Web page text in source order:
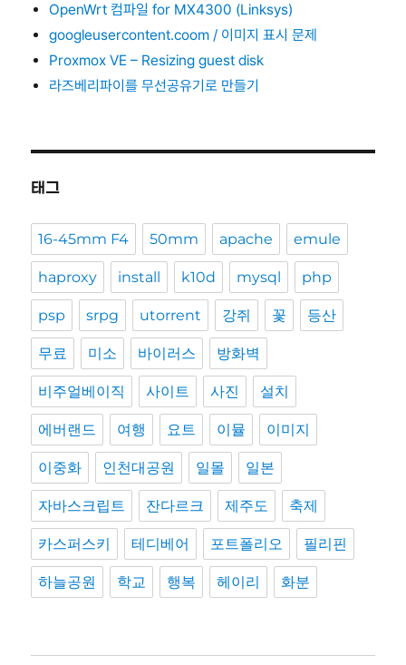
OpenWrt 컴파일 for MX4300 (Linksys)
googleusercontent.coom / 이미지 표시 문제
Proxmox VE – Resizing guest disk
라즈베리파이를 무선공유기로 만들기
태그
16-45mm F4 50mm apache emule
haproxy install k10d mysql php
psp srpg utorrent 강쥐 꽃 등산
무료 미소 바이러스 방화벽
비주얼베이직 사이트 사진 설치
에버랜드 여행 요트 이뮬 이미지
이중화 인천대공원 일몰 일본
자바스크립트 잔다르크 제주도 축제
카스퍼스키 테디베어 포트폴리오 필리핀
하늘공원 학교 행복 헤이리 화분